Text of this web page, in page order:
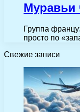
Муравьи
Группа
просто по
Свежие записи